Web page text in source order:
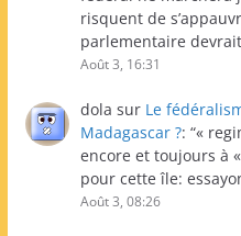
risquent de
parlementaire
Août 3, 16:31
dola sur Le
Madagascar ?: “«
encore et toujours à
pour cette île:
Août 3, 08:26